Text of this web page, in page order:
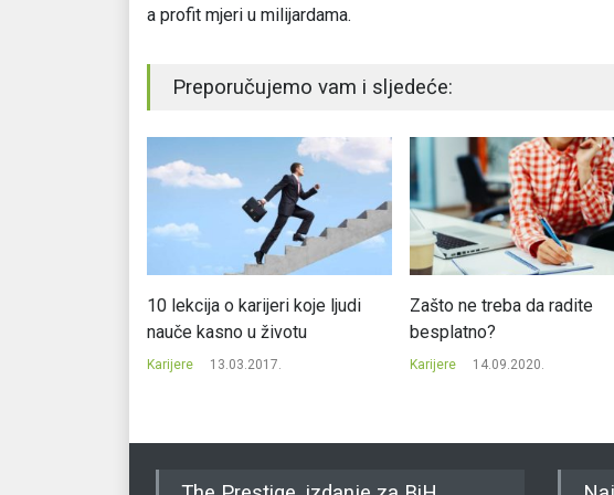
a profit mjeri u milijardama.
Preporučujemo vam i sljedeće:
10 lekcija o karijeri koje ljudi
nauče kasno u životu
Karijere 13.03.2017.
Zašto ne treba da radite
besplatno?
Karijere 14.09.2020.